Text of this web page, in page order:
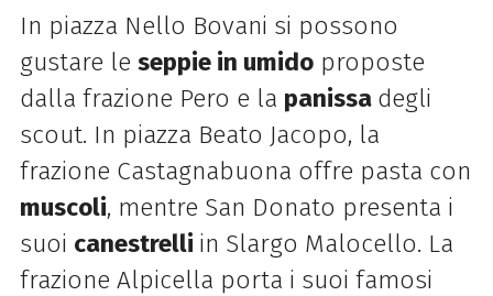
In piazza Nello Bovani si possono
gustare le seppie in umidoproposte
dalla frazione Pero e la panissa degli
scout. In piazza Beato Jacopo, la
frazione Castagnabuona offre pasta con
muscoli, mentre San Donato presenta i
suoi canestrelli in Slargo Malocello. La
frazione Alpicella porta i suoi famosi